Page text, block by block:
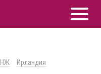
Ирландия